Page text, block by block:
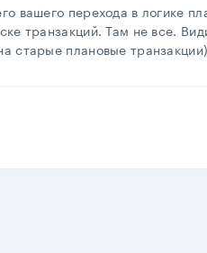
вашего перехода в логике
транзакций. Там не все.
старые плановые транзакции)